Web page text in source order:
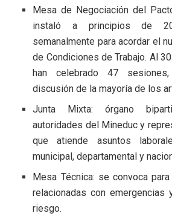
Mesa de Negociación del
instaló a principios de
semanalmente para acordar el
de Condiciones de Trabajo. Al
han celebrado 47
discusión de la mayoría de los
Junta Mixta: órgano
autoridades del Mineduc y
que atiende asuntos
municipal, departamental y
Mesa Técnica: se convoca
relacionadas con emergencias
riesgo.